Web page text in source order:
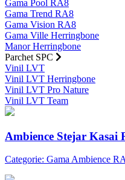
Gama Pool RA8
Gama Trend RA8
Gama Vision RA8
Gama Ville Herringbone
Manor Herringbone
Parchet SPC
Vinil LVT
Vinil LVT Herringbone
Vinil LVT Pro Nature
Vinil LVT Team
Ambience Stejar Kasai
Categorie: Gama Ambience